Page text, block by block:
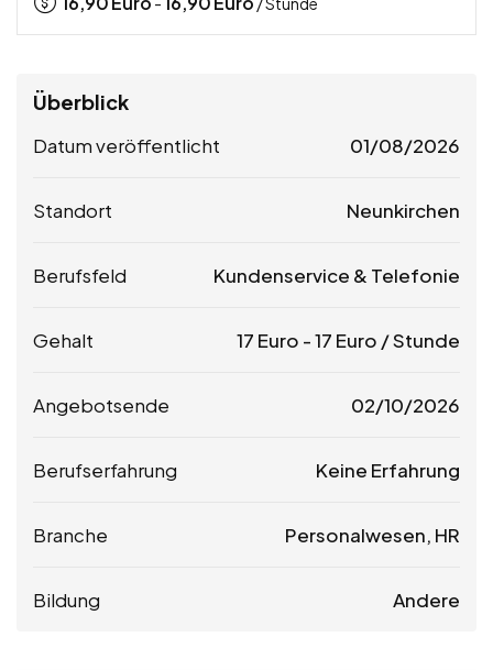
Überblick
Datum veröffentlicht 01/08/2026
Standort Neunkirchen
Berufsfeld Kundenservice & Telefonie
Gehalt 17 Euro -17 Euro / Stunde
Angebotsende 02/10/2026
Berufserfahrung Keine Erfahrung
Branche Personalwesen, HR
Bildung Andere